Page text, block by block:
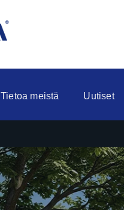
Tietoa meistä Uutiset